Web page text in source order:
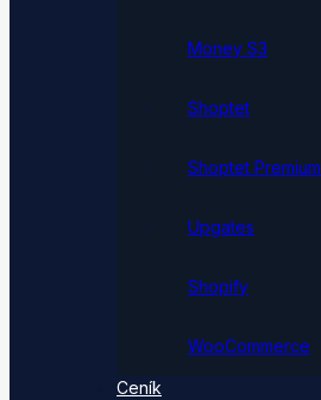
Money S3
Shoptet
Shoptet Premium
Upgates
Shopify
WooCommerce
Ceník